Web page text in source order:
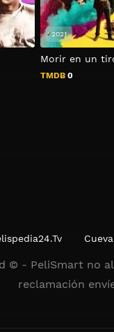
Morir en un
TMDB0
2021
© - PeliSmart no
reclamación